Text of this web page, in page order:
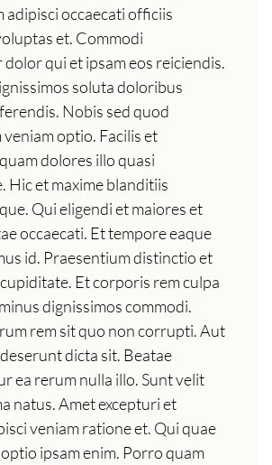
adipisci occaecati officiis
et. Commodi
qui et ipsam eos reiciendis.
soluta doloribus
Nobis sed quod
optio. Facilis et
dolores illo quasi
Hic et maxime blanditiis
Qui eligendi et maiores et
occaecati. Et tempore eaque
id. Praesentium distinctio et
Et corporis rem culpa
dignissimos commodi.
rem sit quo non corrupti. Aut
dicta sit. Beatae
ea rerum nulla illo. Sunt velit
natus. Amet excepturi et
veniam ratione et. Qui quae
ipsam enim. Porro quam